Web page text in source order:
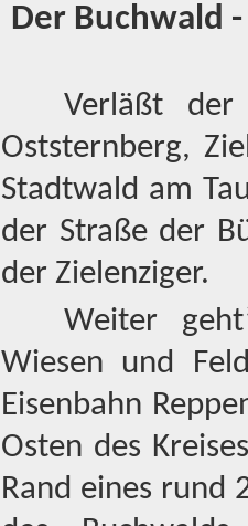
Der Buchwald
Verläßt der
Oststernberg,
Stadtwald am
der Straße der
der Zielenziger.
Weiter
Wiesen und
Eisenbahn
Osten des
Rand eines rund